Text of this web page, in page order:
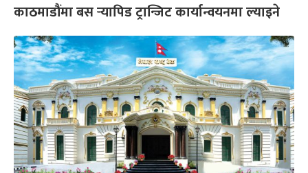
काठमाडौंमा बस र्‍यापिड ट्रान्जिट कार्यान्वयनमा ल्याइने